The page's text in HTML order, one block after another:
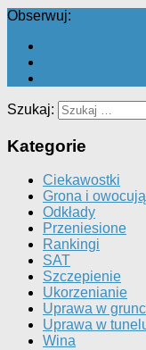
Obserwuj:
Szukaj:
Kategorie
Ciekawostki
Grona i
Odkłady
Przeniesione
Rankingi
SAT
Szczepienie
Ukorzenianie
Uprawa w
Uprawa w
Wina